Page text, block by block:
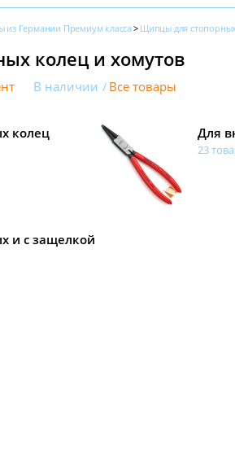
из Германии Премиум класса Щипцы для
колец и хомутов
В наличии Все товары
колец Для
23
и с защелкой